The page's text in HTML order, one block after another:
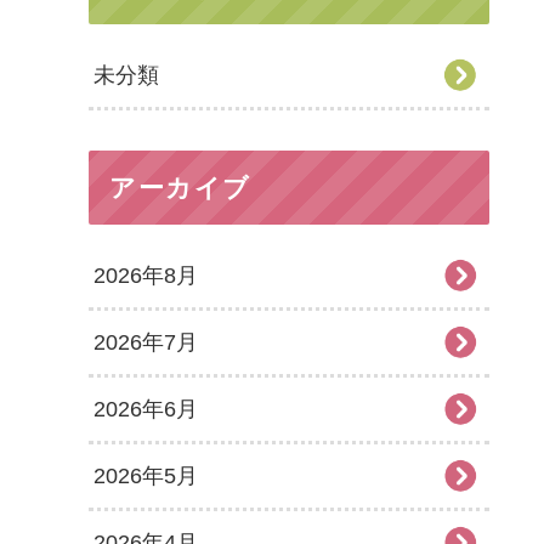
未分類
アーカイブ
2026年8月
2026年7月
2026年6月
2026年5月